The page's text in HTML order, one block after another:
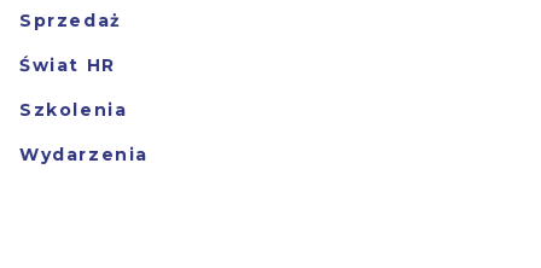
Sprzedaż
Świat HR
Szkolenia
Wydarzenia